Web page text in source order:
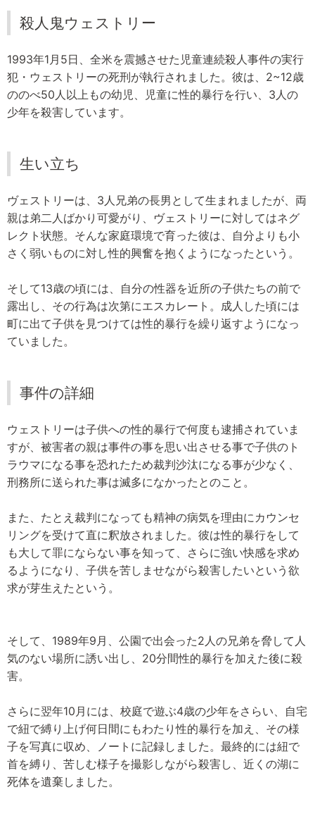
殺人鬼ウェストリー
1993年1月5日、全米を震撼させた児童連続殺人事件の実行
犯・ウェストリーの死刑が執行されました。彼は、2~12歳
ののべ50人以上もの幼児、児童に性的暴行を行い、3人の
少年を殺害しています。
生い立ち
ヴェストリーは、3人兄弟の長男として生まれましたが、両
親は弟二人ばかり可愛がり、ヴェストリーに対してはネグ
レクト状態。そんな家庭環境で育った彼は、自分よりも小
さく弱いものに対し性的興奮を抱くようになったという。
そして13歳の頃には、自分の性器を近所の子供たちの前で
露出し、その行為は次第にエスカレート。成人した頃には
町に出て子供を見つけては性的暴行を繰り返すようになっ
ていました。
事件の詳細
ウェストリーは子供への性的暴行で何度も逮捕されていま
すが、被害者の親は事件の事を思い出させる事で子供のト
ラウマになる事を恐れたため裁判沙汰になる事が少なく、
刑務所に送られた事は滅多になかったとのこと。
また、たとえ裁判になっても精神の病気を理由にカウンセ
リングを受けて直に釈放されました。彼は性的暴行をして
も大して罪にならない事を知って、さらに強い快感を求め
るようになり、子供を苦しませながら殺害したいという欲
求が芽生えたという。
そして、1989年9月、公園で出会った2人の兄弟を脅して人
気のない場所に誘い出し、20分間性的暴行を加えた後に殺
害。
さらに翌年10月には、校庭で遊ぶ4歳の少年をさらい、自宅
で紐で縛り上げ何日間にもわたり性的暴行を加え、その様
子を写真に収め、ノートに記録しました。最終的には紐で
首を縛り、苦しむ様子を撮影しながら殺害し、近くの湖に
死体を遺棄しました。